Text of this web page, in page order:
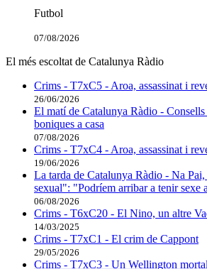
Futbol
07/08/2026
El més escoltat de Catalunya Ràdio
Crims - T7xC5 - Aroa, assassinat i
26/06/2026
El matí de Catalunya Ràdio - Consells
boniques a casa
07/08/2026
Crims - T7xC4 - Aroa, assassinat i
19/06/2026
La tarda de Catalunya Ràdio - Na
sexual": "Podríem arribar a tenir sexe
06/08/2026
Crims - T6xC20 - El Nino, un altre
14/03/2025
Crims - T7xC1 - El crim de Cappont
29/05/2026
Crims - T7xC3 - Un Wellington mortal